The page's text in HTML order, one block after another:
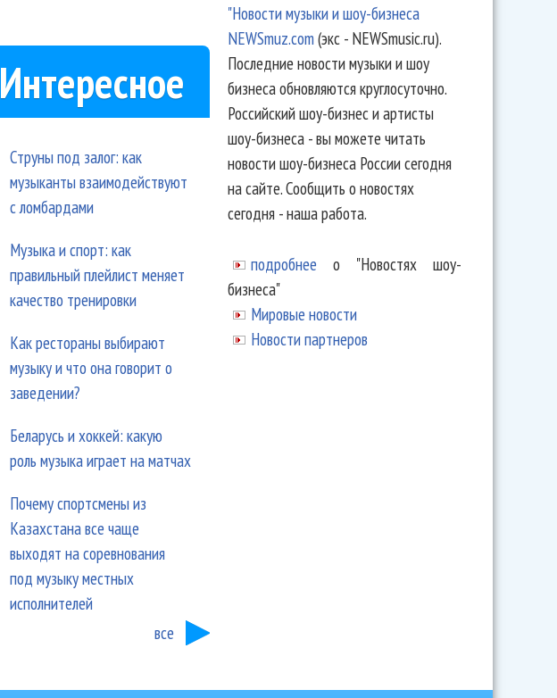
Интересное
Струны под залог: как
музыканты взаимодействуют
с ломбардами
Музыка и спорт: как
правильный плейлист меняет
качество тренировки
Как рестораны выбирают
музыку и что она говорит о
заведении?
Беларусь и хоккей: какую
роль музыка играет на матчах
Почему спортсмены из
Казахстана все чаще
выходят на соревнования
под музыку местных
исполнителей
все
"Новости музыки и шоу-бизнеса
NEWSmuz.com(экс - NEWSmusic.ru).
Последние новости музыки и шоу
бизнеса обновляются круглосуточно.
Российский шоу-бизнес и артисты
шоу-бизнеса - вы можете читать
новости шоу-бизнеса России сегодня
на сайте. Сообщить о новостях
сегодня - наша работа.
подробнее о "Новостях шоу-
бизнеса"
Мировые новости
Новости партнеров